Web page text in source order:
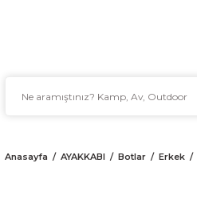
Anasayfa AYAKKABI Botlar Erkek